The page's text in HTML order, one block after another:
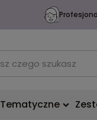
Tematyczne